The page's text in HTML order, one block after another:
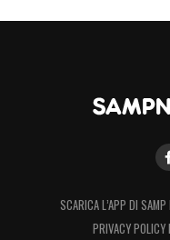
SCARICA L’APP DI
PRIVACY POLICY